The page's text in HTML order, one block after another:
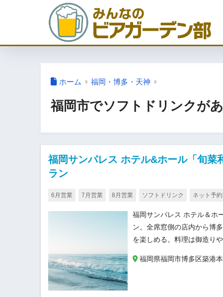
ホーム 福岡・博多・天神
福岡市でソフトドリンクが
福岡サンパレス ホテル&ホール「旬菜
ラン
6月営業 7月営業 8月営業 ソフトドリンク ネット予
福岡サンパレス ホテル＆ホ
ン。全席窓側の店内から博
を楽しめる。料理は御造り
福岡県福岡市博多区築港